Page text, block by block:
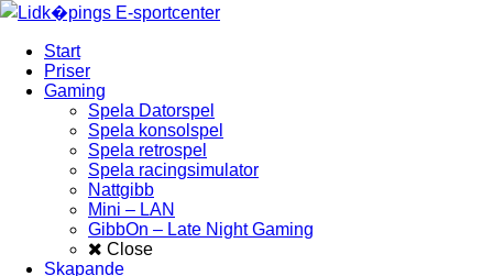
Start
Priser
Gaming
Spela Datorspel
Spela konsolspel
Spela retrospel
Spela racingsimulator
Nattgibb
Mini – LAN
GibbOn – Late Night Gaming
Close
Skapande